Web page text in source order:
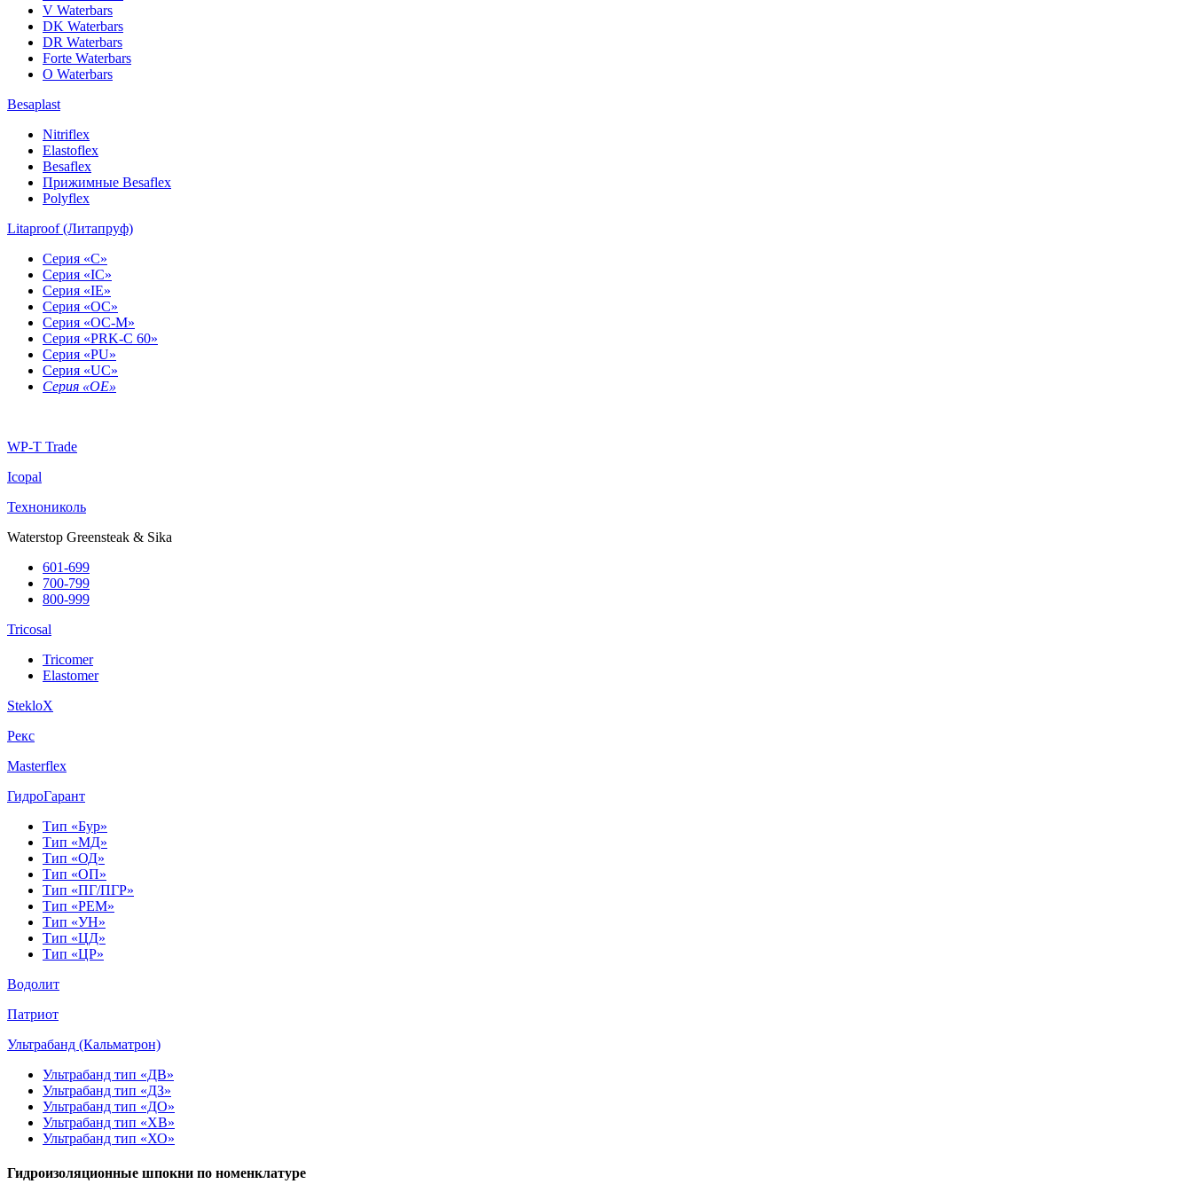
V Waterbars
DK Waterbars
DR Waterbars
Forte Waterbars
O Waterbars
Besaplast
Nitriflex
Elastoflex
Besaflex
Прижимные Besaflex
Polyflex
Litaproof (Литапруф)
Серия «С»
Серия «IC»
Серия «IE»
Серия «OC»
Серия «OC-M»
Серия «PRK-C 60»
Серия «PU»
Серия «UC»
Серия «OE»
WP-T Trade
Icopal
Технониколь
Waterstop Greensteak & Sika
601-699
700-799
800-999
Tricosal
Tricomer
Elastomer
StekloX
Рекс
Masterflex
ГидроГарант
Тип «Бур»
Тип «МД»
Тип «ОД»
Тип «ОП»
Тип «ПГ/ПГР»
Тип «РЕМ»
Тип «УН»
Тип «ЦД»
Тип «ЦР»
Водолит
Патриот
Ультрабанд (Кальматрон)
Ультрабанд тип «ДВ»
Ультрабанд тип «ДЗ»
Ультрабанд тип «ДО»
Ультрабанд тип «ХВ»
Ультрабанд тип «ХО»
Гидроизоляционные шпокни по номенклатуре